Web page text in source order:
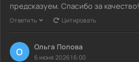
предсказуем. Спасибо за качество!
Ответить Цитировать
О Ольга Попова
6 июня 2026 16:00